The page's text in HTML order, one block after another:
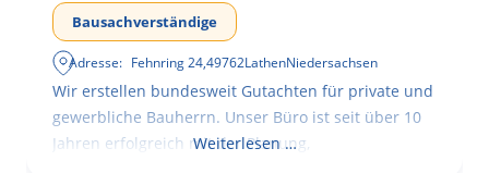
Bausachverständige
Adresse: Fehnring 24,49762LathenNiedersachsen
Wir erstellen bundesweit Gutachten für private und
gewerbliche Bauherrn. Unser Büro ist seit über 10
Jahren erfolgreich mit der Planung,
Weiterlesen …